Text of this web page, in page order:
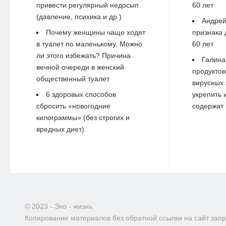
привести регулярный недосып
(давление, психика и др.)
Почему женщины чаще ходят
в туалет по маленькому. Можно
ли этого избежать? Причина
вечной очереди в женский
общественный туалет
6 здоровых способов
сбросить «новогодние
килограммы» (без строгих и
вредных диет)
60 лет
Андрей
60 лет
Галина
вирусных
укрепить
содержат
© 2023 - Эко - жизнь.
Копирование материалов без обратной ссылки на сайт